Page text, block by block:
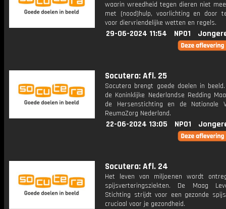
waarin wreedheid tegen dieren niet
met (nood)hulp, voorlichting en door
voor diervriendelijke wetten en regels.
29-06-2024 11:54 NPO1
Socutera: Afl. 25
Socutera brengt goede doelen in
de Koninklijke Nederlandse Redding
de Hersenstichting en de Nationale
ReumaZorg Nederland.
22-06-2024 13:05 NPO1
Socutera: Afl. 24
Het leven van miljoenen wordt
spijsverteringsziekten. De Maag
Stichting strijdt voor een gezonde
cruciaal voor je gezondheid.